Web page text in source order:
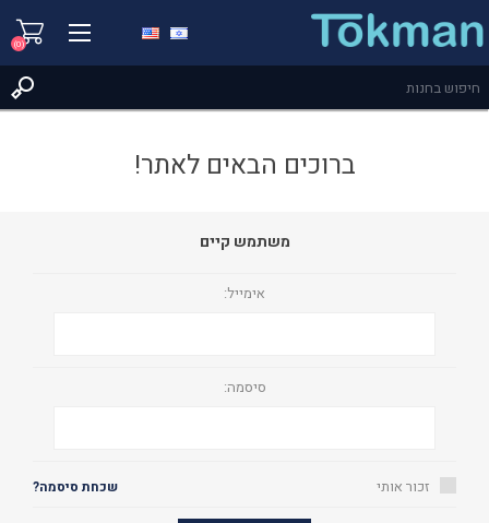
(0)
ברוכים הבאים לאתר!
משתמש קיים
אימייל:
סיסמה:
זכור אותי שכחת סיסמה?